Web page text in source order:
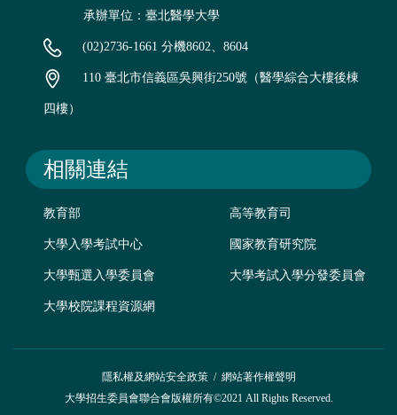
承辦單位：臺北醫學大學
(02)2736-1661 分機8602、8604
110 臺北市信義區吳興街250號（醫學綜合大樓後棟
四樓）
相關連結
教育部 高等教育司
大學入學考試中心 國家教育研究院
大學甄選入學委員會 大學考試入學分發委員會
大學校院課程資源網
隱私權及網站安全政策/ 網站著作權聲明
大學招生委員會聯合會版權所有©2021 All Rights Reserved.